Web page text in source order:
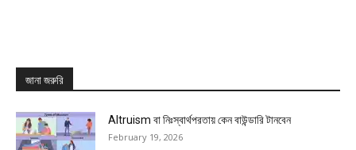
জানা জরুরি
Altruism বা নিঃস্বার্থপরতায় কেন বাউন্ডারি টানবেন
February 19, 2026